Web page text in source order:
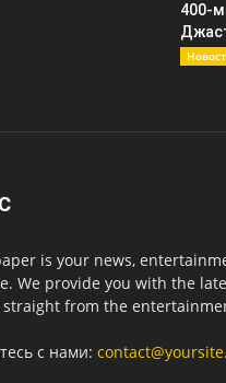
400-
is your news,
We provide you with the
straight from the
с нами: